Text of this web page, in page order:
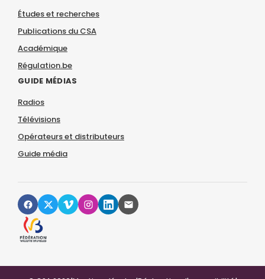
Études et recherches
Publications du CSA
Académique
Régulation.be
GUIDE MÉDIAS
Radios
Télévisions
Opérateurs et distributeurs
Guide média